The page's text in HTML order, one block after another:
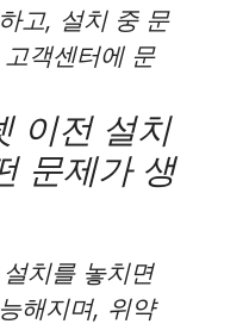
고, 설치 중 문
객센터에 문
이전 설치
문제가 생
치를 놓치면
해지며, 위약